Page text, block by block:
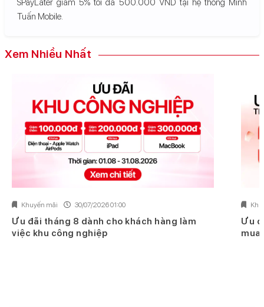
SPayLater giảm 5% tối đa 500.000 VND tại hệ thống Minh
Tuấn Mobile.
Xem Nhiều Nhất
Khuyến mãi 30/07/2026 01:00
Ưu đãi tháng 8 dành cho khách hàng làm
việc khu công nghiệp
Ưu
mua